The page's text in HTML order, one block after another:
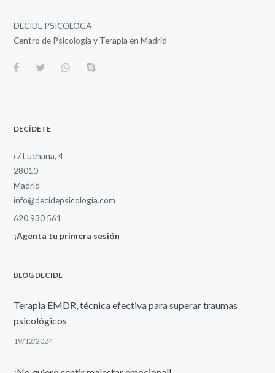
DECIDE PSICOLOGA
Centro de Psicología y Terapia en Madrid
DECÍDETE
c/ Luchana, 4
28010
Madrid
info@decidepsicologia.com
620 930 561
¡Agenta tu primera sesión
BLOG DECIDE
Terapia EMDR, técnica efectiva para superar traumas
psicológicos
19/12/2024